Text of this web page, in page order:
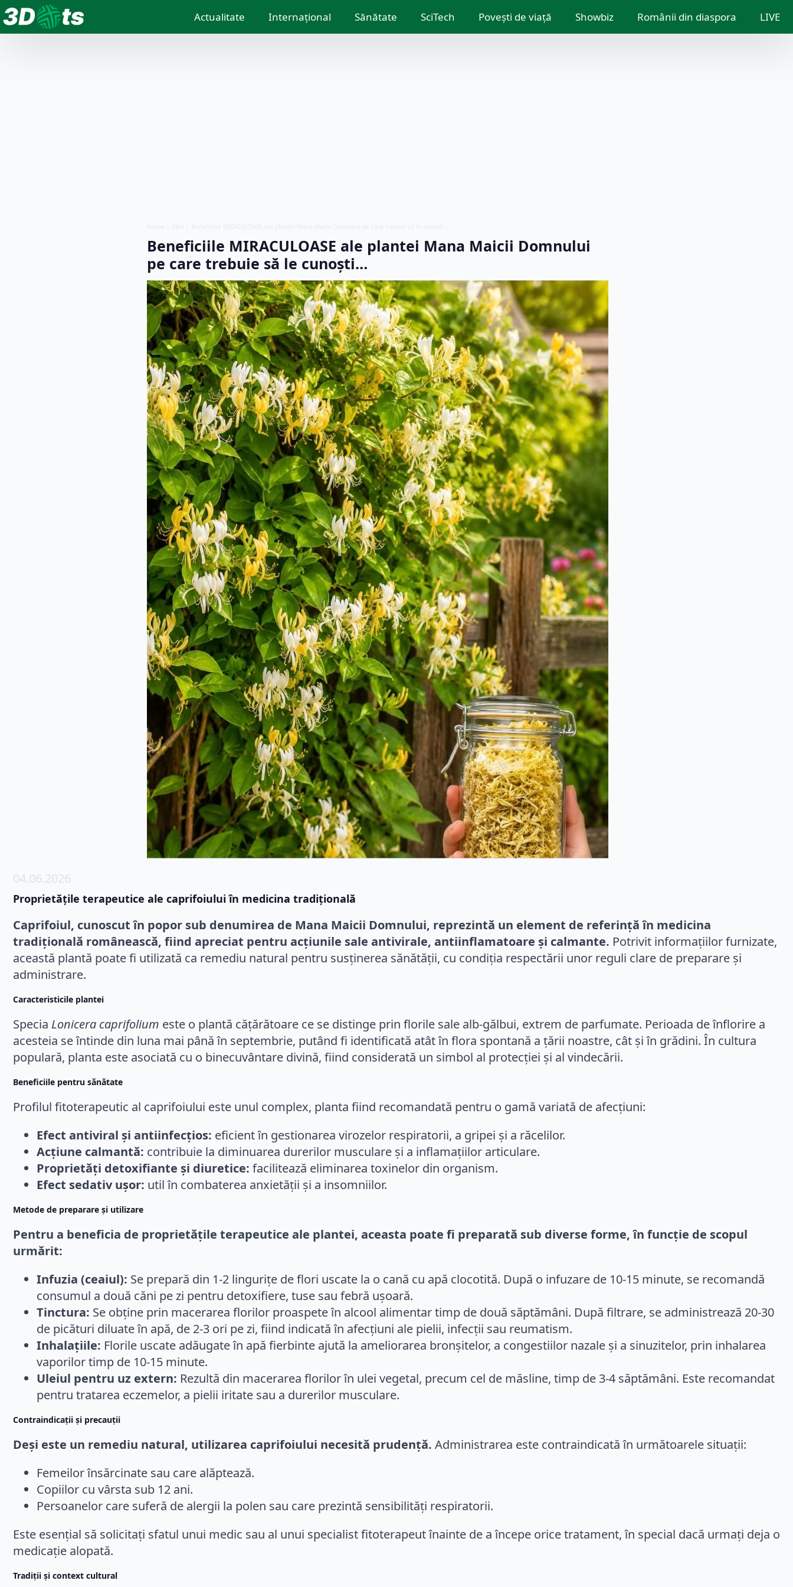
Actualitate Internațional Sănătate SciTech Povești de viață Showbiz Românii din diaspora LIVE
Beneficiile MIRACULOASE ale plantei Mana Maicii Domnului
pe care trebuie să le cunoști…
04.06.2026
Proprietățile terapeutice ale caprifoiului în medicina tradițională
Caprifoiul, cunoscut în popor sub denumirea de Mana Maicii Domnului, reprezintă un element de referință în medicina
tradițională românească, fiind apreciat pentru acțiunile sale antivirale, antiinflamatoare și calmante. Potrivit informațiilor furnizate,
această plantă poate fi utilizată ca remediu natural pentru susținerea sănătății, cu condiția respectării unor reguli clare de preparare și
administrare.
Caracteristicile plantei
Specia Lonicera caprifolium este o plantă cățărătoare ce se distinge prin florile sale alb-gălbui, extrem de parfumate. Perioada de înflorire a
acesteia se întinde din luna mai până în septembrie, putând fi identificată atât în flora spontană a țării noastre, cât și în grădini. În cultura
populară, planta este asociată cu o binecuvântare divină, fiind considerată un simbol al protecției și al vindecării.
Beneficiile pentru sănătate
Profilul fitoterapeutic al caprifoiului este unul complex, planta fiind recomandată pentru o gamă variată de afecțiuni:
Efect antiviral și antiinfecțios: eficient în gestionarea virozelor respiratorii, a gripei și a răcelilor.
Acțiune calmantă: contribuie la diminuarea durerilor musculare și a inflamațiilor articulare.
Proprietăți detoxifiante și diuretice: facilitează eliminarea toxinelor din organism.
Efect sedativ ușor: util în combaterea anxietății și a insomniilor.
Metode de preparare și utilizare
Pentru a beneficia de proprietățile terapeutice ale plantei, aceasta poate fi preparată sub diverse forme, în funcție de scopul
urmărit:
Infuzia (ceaiul): Se prepară din 1-2 lingurițe de flori uscate la o cană cu apă clocotită. După o infuzare de 10-15 minute, se recomandă
consumul a două căni pe zi pentru detoxifiere, tuse sau febră ușoară.
Tinctura: Se obține prin macerarea florilor proaspete în alcool alimentar timp de două săptămâni. După filtrare, se administrează 20-30
de picături diluate în apă, de 2-3 ori pe zi, fiind indicată în afecțiuni ale pielii, infecții sau reumatism.
Inhalațiile: Florile uscate adăugate în apă fierbinte ajută la ameliorarea bronșitelor, a congestiilor nazale și a sinuzitelor, prin inhalarea
vaporilor timp de 10-15 minute.
Uleiul pentru uz extern: Rezultă din macerarea florilor în ulei vegetal, precum cel de măsline, timp de 3-4 săptămâni. Este recomandat
pentru tratarea eczemelor, a pielii iritate sau a durerilor musculare.
Contraindicații și precauții
Deși este un remediu natural, utilizarea caprifoiului necesită prudență. Administrarea este contraindicată în următoarele situații:
Femeilor însărcinate sau care alăptează.
Copiilor cu vârsta sub 12 ani.
Persoanelor care suferă de alergii la polen sau care prezintă sensibilități respiratorii.
Este esențial să solicitați sfatul unui medic sau al unui specialist fitoterapeut înainte de a începe orice tratament, în special dacă urmați deja o
medicație alopată.
Tradiții și context cultural